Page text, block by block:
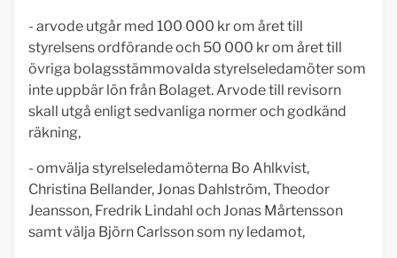
- arvode utgår med 100 000 kr om året till
styrelsens ordförande och 50 000 kr om året till
övriga bolagsstämmovalda styrelseledamöter som
inte uppbär lön från Bolaget. Arvode till revisorn
skall utgå enligt sedvanliga normer och godkänd
räkning,
- omvälja styrelseledamöterna Bo Ahlkvist,
Christina Bellander, Jonas Dahlström, Theodor
Jeansson, Fredrik Lindahl och Jonas Mårtensson
samt välja Björn Carlsson som ny ledamot,